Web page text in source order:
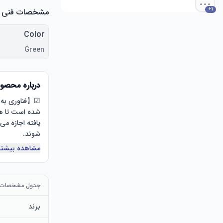
+1
مشخصات فنی
Color
Green
درباره
مشاهده
جدول مشخصات
برند